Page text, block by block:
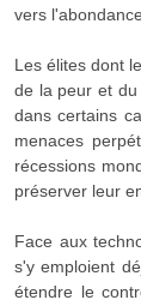
vers
Les élites dont
de la peur et
dans certains
menaces
récessions
préserver leur
Face aux
s'y emploient
étendre le